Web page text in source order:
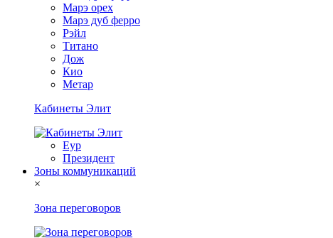
Марэ орех
Марэ дуб ферро
Рэйл
Титано
Дож
Кио
Метар
Кабинеты Элит
Еур
Президент
Зоны коммуникаций
×
Зона переговоров